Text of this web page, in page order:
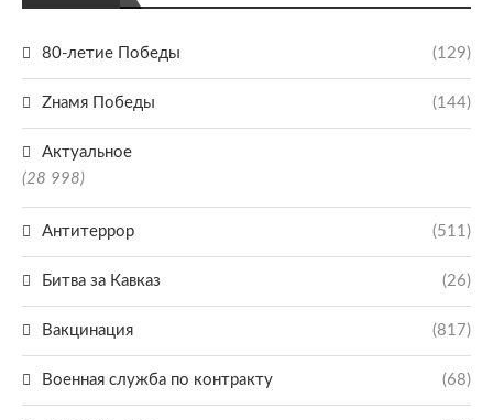
80-летие Победы (129)
Zнамя Победы (144)
Актуальное
(28 998)
Антитеррор (511)
Битва за Кавказ (26)
Вакцинация (817)
Военная служба по контракту (68)